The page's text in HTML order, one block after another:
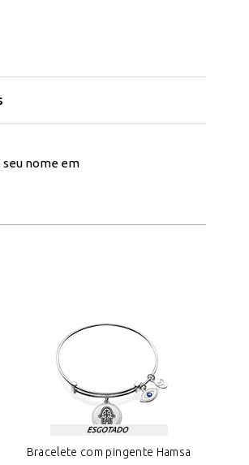
seu nome em
Bracelete com pingente Hamsa